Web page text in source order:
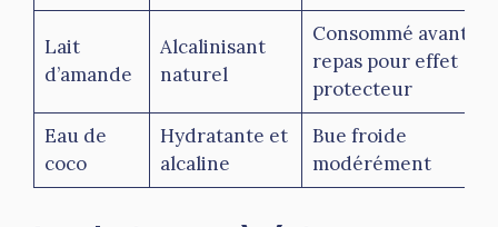
Lait
d’amande
Alcalinisant
naturel
Consommé avant le
repas pour effet
protecteur
Eau de
coco
Hydratante et
alcaline
Bue froide
modérément